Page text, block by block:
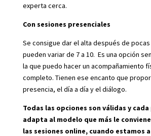
experta cerca.
Con sesiones presenciales
Se consigue dar el alta después de
pueden variar de 7 a 10. Es una opción
la que puedo hacer un acompañamiento
completo. Tienen ese encanto que
presencia, el día a día y el diálogo.
Todas las opciones son válidas y cada
adapta al modelo que más le
las sesiones online, cuando estamos